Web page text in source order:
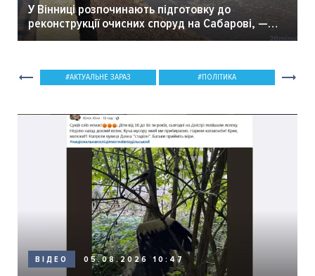
У Вінниці розпочинають підготовку до
реконструкції очисних споруд на Сабарові, —
мер Вінниці.
АКТУАЛЬНЕ ЗАРАЗ ПОЛІТИКА
ВІДЕО 05.08.2026 10:47